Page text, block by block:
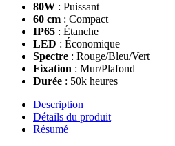
80W : Puissant
60 cm : Compact
IP65 : Étanche
LED : Économique
Spectre : Rouge/Bleu/Vert
Fixation : Mur/Plafond
Durée : 50k heures
Description
Détails du produit
Résumé